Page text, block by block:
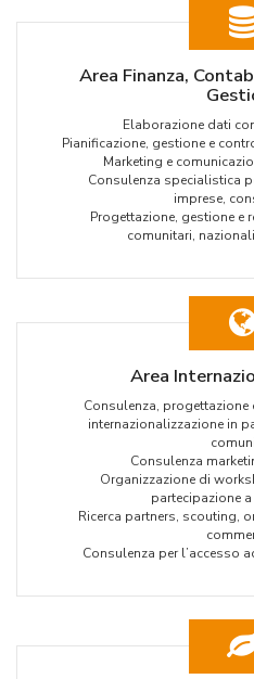
Area Finanza,
Elaborazione dati
Pianificazione, gestione e
Marketing e
Consulenza specialistica
imprese,
Progettazione, gestione e
comunitari,
Area
Consulenza, progettazione
internazionalizzazione in
Consulenza
Organizzazione di
partecipazione a
Ricerca partners, scouting,
Consulenza per l’accesso